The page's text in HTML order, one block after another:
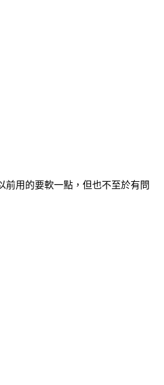
前用的要軟一點，但也不至於有問